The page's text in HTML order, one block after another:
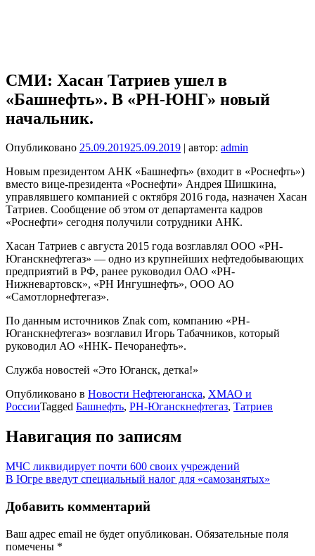
СМИ: Хасан Татриев ушел в
«Башнефть». В «РН-ЮНГ» новый
начальник.
Опубликовано 25.09.201925.09.2019 | автор: admin
Новым президентом АНК «Башнефть» (входит в «Роснефть»)
вместо вице-президента «Роснефти» Андрея Шишкина,
управлявшего компанией с октября 2016 года, назначен Хасан
Татриев. Сообщение об этом от департамента кадров
«Роснефти» сегодня получили сотрудники АНК.
Хасан Татриев с августа 2015 года возглавлял ООО «РН-
Юганскнефтегаз» — одно из крупнейших нефтедобывающих
предприятий в РФ, ранее руководил ОАО «РН-
Нижневартовск», «РН Ингушнефть», ООО АО
«Самотлорнефтегаз».
По данным источников Znak com, компанию «РН-
Юганскнефтегаз» возглавил Игорь Табачников, который
руководил АО «ННК- Печоранефть».
Служба новостей «Это Юганск, детка!»
Опубликовано в Новости Нефтеюганска, ХМАО и
РоссииTagged Башнефть, РН-Юганскнефтегаз, Татриев
Навигация по записям
МЧС ликвидирует почти 600 своих учреждений
В Югре введут специальный налог для «самозанятых»
Добавить комментарий
Ваш адрес email не будет опубликован. Обязательные поля
помечены *